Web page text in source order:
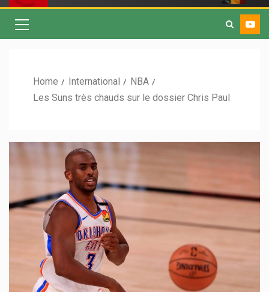
Home International
NBA
Les Suns très chauds sur le dossier Chris Paul